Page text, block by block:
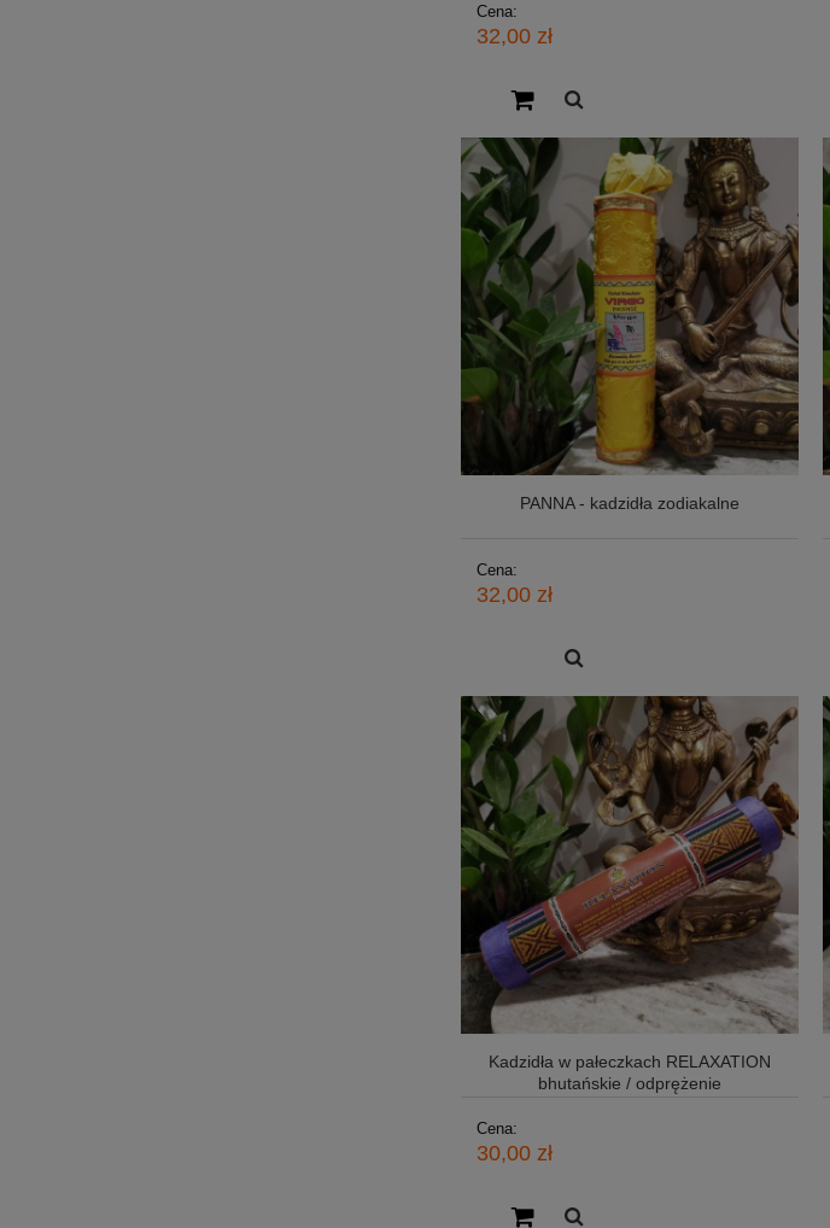
Cena:
32,00 zł
PANNA - kadzidła zodiakalne
Cena:
32,00 zł
Kadzidła w pałeczkach RELAXATION
bhutańskie / odprężenie
Cena:
30,00 zł